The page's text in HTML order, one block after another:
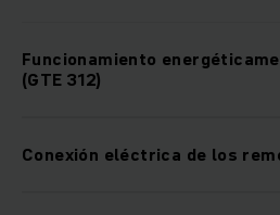
Funcionamiento
(GTE 312)
Conexión eléctrica de los